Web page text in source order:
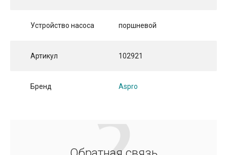
Устройство насоса поршневой
Артикул 102921
Бренд Aspro